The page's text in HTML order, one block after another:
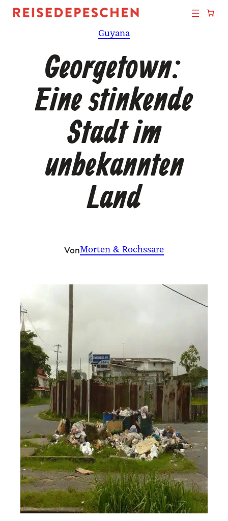
Zum
Guyana
Georgetown:
Eine stinkende
Stadt im
unbekannten
Land
VonMorten & Rochssare